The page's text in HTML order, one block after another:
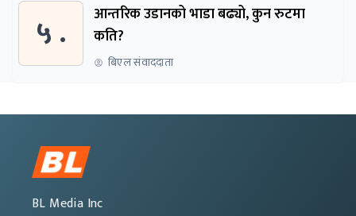
५ .
आन्तरिक उडानको भाडा बढ्यो, कुन रुटमा
कति?
बिएल संवाददाता
BL Media Inc